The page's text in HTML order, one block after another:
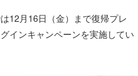
12月16日（金）まで復帰プレ
インキャンペーンを実施してい